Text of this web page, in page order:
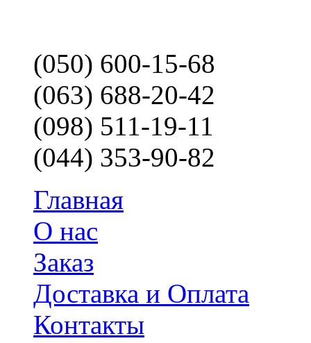
(050) 600-15-68
(063) 688-20-42
(098) 511-19-11
(044) 353-90-82
Главная
О нас
Заказ
Доставка и Оплата
Контакты